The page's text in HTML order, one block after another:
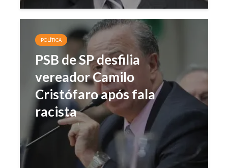
POLÍTICA
PSB de SP desfilia
vereador Camilo
Cristófaro após fala
racista